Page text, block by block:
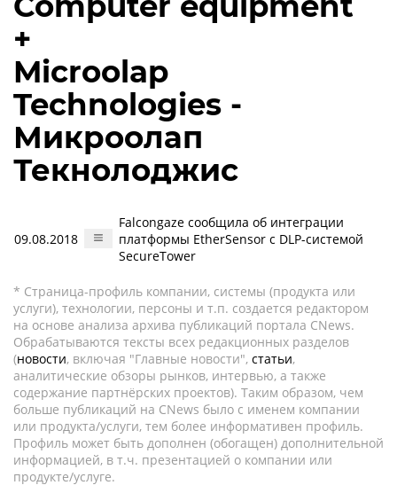
+
Microolap
Technologies -
Микроолап
Текнолоджис
09.08.2018
Falcongaze сообщила об интеграции
платформы EtherSensor с DLP-системой
SecureTower
* Страница-профиль компании, системы (продукта или
услуги), технологии, персоны и т.п. создается редактором
на основе анализа архива публикаций портала CNews.
Обрабатываются тексты всех редакционных разделов
(новости, включая "Главные новости", статьи,
аналитические обзоры рынков, интервью, а также
содержание партнёрских проектов). Таким образом, чем
больше публикаций на CNews было с именем компании
или продукта/услуги, тем более информативен профиль.
Профиль может быть дополнен (обогащен) дополнительной
информацией, в т.ч. презентацией о компании или
продукте/услуге.